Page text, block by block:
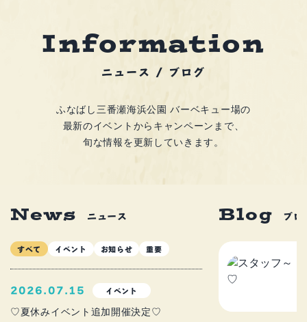
Information
ニュース / ブログ
ふなばし三番瀬海浜公園 バーベキュー場の
最新のイベントからキャンペーンまで、
旬な情報を更新していきます。
News ニュース
すべて イベント お知らせ 重要
2026.07.15 イベント
♡夏休みイベント追加開催決定♡
Blog ブロ